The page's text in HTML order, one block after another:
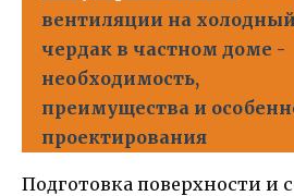
вентиляции на холодный
чердак в частном доме -
необходимость,
преимущества и
проектирования
Подготовка поверхности и